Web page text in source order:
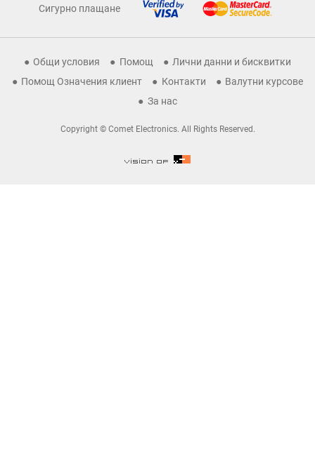
Сигурно плащане
Общи условия Помощ
Лични данни и бисквитки
Помощ Означения клиент
Контакти
Валутни курсове
За нас
Copyright © Comet Electronics. All Rights Reserved.